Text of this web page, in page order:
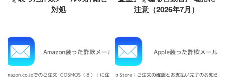
対処
注意（2026年7月）